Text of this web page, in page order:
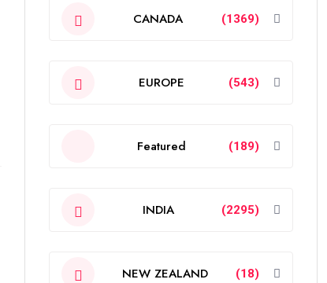
CANADA (1369)
EUROPE (543)
Featured (189)
INDIA (2295)
NEW ZEALAND (18)